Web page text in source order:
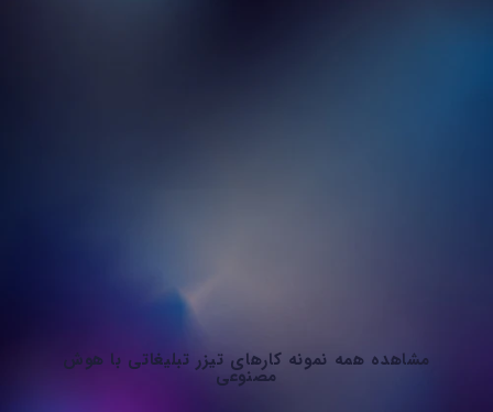
مشاهده همه نمونه کارهای تیزر تبلیغاتی با هوش
مصنوعی